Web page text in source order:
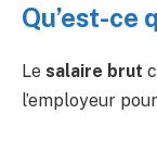
Qu’est-ce
Le salaire brut
l’employeur